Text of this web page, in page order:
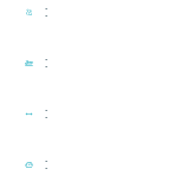
:
:
:
: